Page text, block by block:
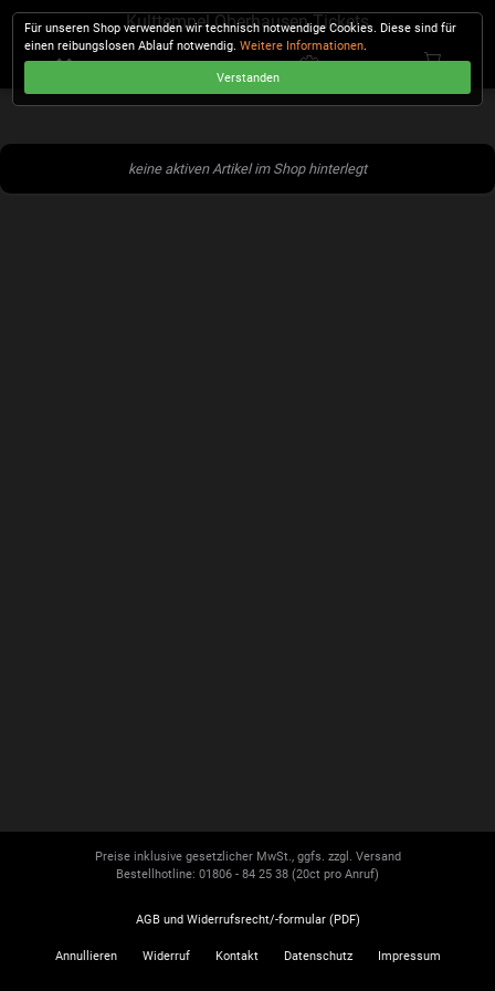
Kulttempel Oberhausen Tickets
keine aktiven Artikel im Shop hinterlegt
Für unseren Shop verwenden wir technisch notwendige Cookies. Diese sind für
einen reibungslosen Ablauf notwendig.Weitere Informationen.
Verstanden
Preise inklusive gesetzlicher MwSt., ggfs. zzgl. Versand
Bestellhotline: 01806 - 84 25 38 (20ct pro Anruf)
AGB und Widerrufsrecht/-formular (PDF)
Annullieren Widerruf Kontakt Datenschutz Impressum